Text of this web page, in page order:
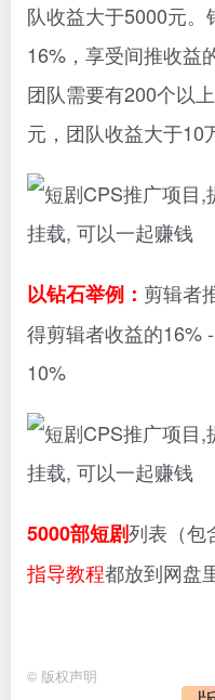
队收益大于5000元。
16%，享受间推收益
团队需要有200个以
元，团队收益大于10
以钻石举例： 剪辑者
得剪辑者收益的16%
10%
5000部短剧列表（包
指导教程都放到网盘
© 版权声明